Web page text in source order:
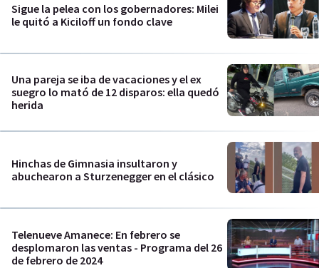
Sigue la pelea con los gobernadores: Milei
le quitó a Kiciloff un fondo clave
Una pareja se iba de vacaciones y el ex
suegro lo mató de 12 disparos: ella quedó
herida
Hinchas de Gimnasia insultaron y
abuchearon a Sturzenegger en el clásico
Telenueve Amanece: En febrero se
desplomaron las ventas - Programa del 26
de febrero de 2024